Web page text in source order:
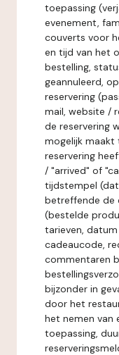
toepassing
evenement,
couverts voor
en tijd van het
bestelling,
geannuleerd,
reservering
mail, website /
de reservering
mogelijk maakt
reservering
/ "arrived" of
tijdstempel
betreffende de
(bestelde
tarieven, datum
cadeaucode,
commentaren
bijzonder in
door het
het nemen van
toepassing,